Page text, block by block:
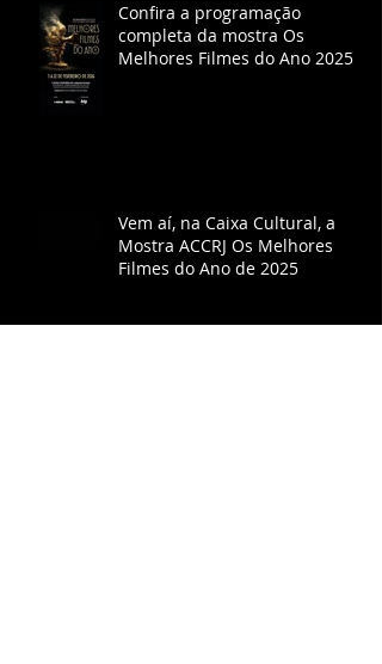
Confira a programação
completa da mostra Os
Melhores Filmes do Ano 2025
Vem aí, na Caixa Cultural, a
Mostra ACCRJ Os Melhores
Filmes do Ano de 2025